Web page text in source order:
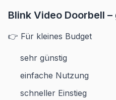
Blink Video Doorbell
👉 Für kleines Budget
sehr günstig
einfache Nutzung
schneller Einstieg